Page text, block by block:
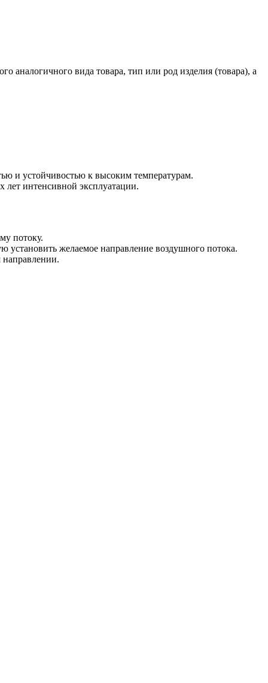
аналогичного вида товара, тип или род изделия (товара), а
и устойчивостью к высоким температурам.
лет интенсивной эксплуатации.
потоку.
установить желаемое направление воздушного потока.